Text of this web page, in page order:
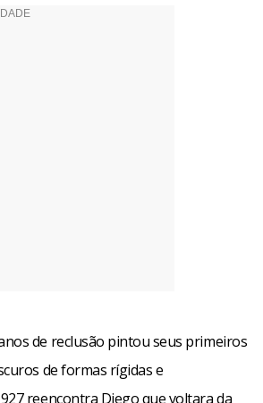
de reclusão pintou seus primeiros
de formas rígidas e
reencontra Diego que voltara da